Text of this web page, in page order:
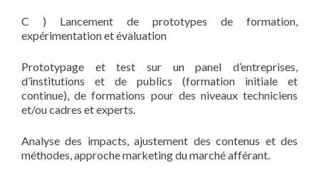
C ) Lancement de prototypes de formation,
expérimentation et évaluation
Prototypage et test sur un panel d’entreprises,
d’institutions et de publics (formation initiale et
continue), de formations pour des niveaux techniciens
et/ou cadres et experts.
Analyse des impacts, ajustement des contenus et des
méthodes, approche marketing du marché afférant.